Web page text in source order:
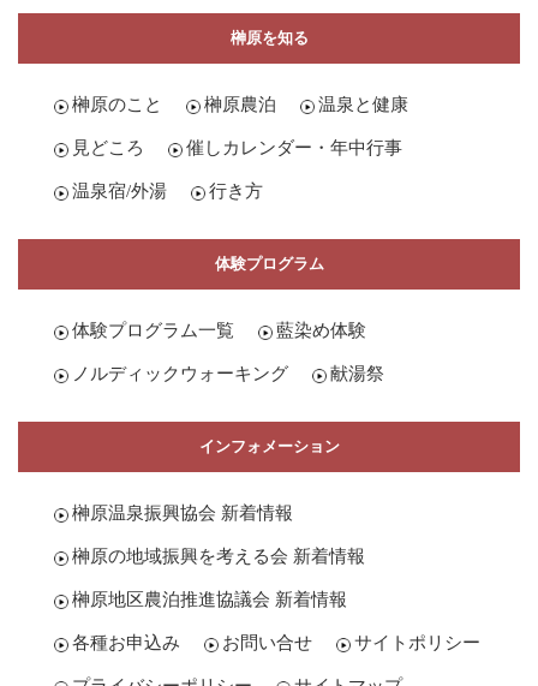
榊原を知る
榊原のこと 榊原農泊 温泉と健康
見どころ 催しカレンダー・年中行事
温泉宿/外湯 行き方
体験プログラム
体験プログラム一覧 藍染め体験
ノルディックウォーキング 献湯祭
インフォメーション
榊原温泉振興協会 新着情報
榊原の地域振興を考える会 新着情報
榊原地区農泊推進協議会 新着情報
各種お申込み お問い合せ サイトポリシー